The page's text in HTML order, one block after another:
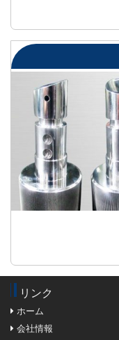
リンク
ホーム
会社情報